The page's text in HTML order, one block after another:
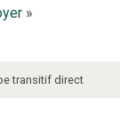
»
transitif direct